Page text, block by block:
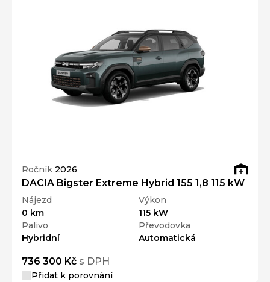
Ročník 2026
DACIA Bigster Extreme Hybrid 155 1,8 115 kW
Nájezd
0 km
Výkon
115 kW
Palivo
Hybridní
Převodovka
Automatická
736 300 Kč s DPH
Přidat k porovnání